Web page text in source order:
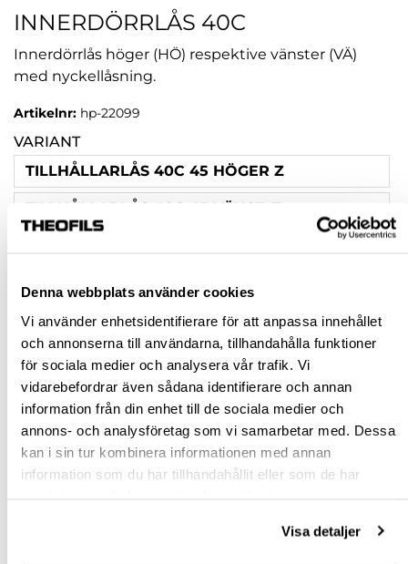
Denna webbplats använder cookies
Vi använder enhetsidentifierare för att anpassa innehållet
och annonserna till användarna, tillhandahålla funktioner
för sociala medier och analysera vår trafik. Vi
vidarebefordrar även sådana identifierare och annan
information från din enhet till de sociala medier och
annons- och analysföretag som vi samarbetar med. Dessa
kan i sin tur kombinera informationen med annan
information som du har tillhandahållit eller som de har
Visa detaljer
INNERDÖRRLÅS 40C
Innerdörrlås höger (HÖ) respektive vänster (VÄ)
med nyckellåsning.
Artikelnr: hp-22099
VARIANT
TILLHÅLLARLÅS 40C 45 HÖGER Z
TILLHÅLLARLÅS 40C 45 VÄNST. Z
st
VÄLJ VARIANT
Snabba leveranser
Hämta i butik
Ledande leverantör i Sverige